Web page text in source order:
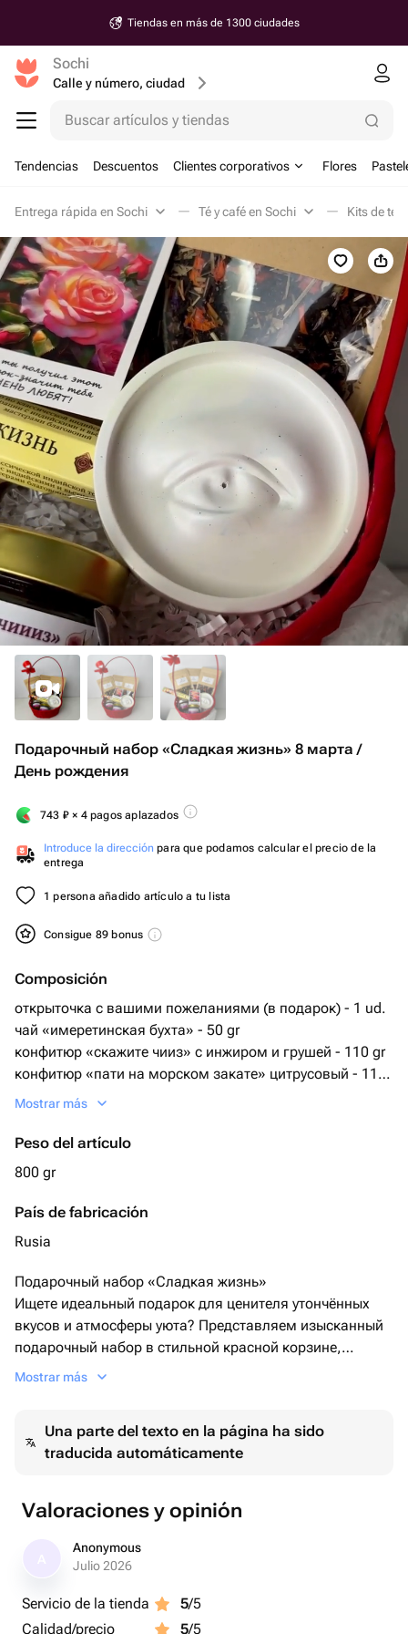
Tiendas en más de 1300 ciudades
Sochi
Calle y número, ciudad
Buscar artículos y tiendas
Tendencias Descuentos Clientes corporativos Flores
Entrega rápida en Sochi Té y café en Sochi Kits de té
Подарочный набор «Сладкая жизнь» 8 марта /
День рождения
743 ₽ × 4 pagos aplazados
Introduce la dirección para que podamos calcular el precio de la
entrega
1 persona añadido artículo a tu lista
Consigue 89 bonus
Composición
открыточка с вашими пожеланиями (в подарок) - 1 ud.
чай «имеретинская бухта» - 50 gr
конфитюр «скажите чииз» с инжиром и грушей - 110 gr
конфитюр «пати на морском закате» цитрусовый - 110
gr
чай зеленый с маракуйей - 50 gr
плетеная корзина с лентой и наполнителем - 1 ud.
подставка ручной работы под благовонии - 1 ud.
Mostrar más
Peso del artículo
800 gr
País de fabricación
Rusia
Подарочный набор «Сладкая жизнь»
Ищете идеальный подарок для ценителя утончённых
вкусов и атмосферы уюта? Представляем изысканный
подарочный набор в стильной красной корзине,
украшенной элегантной лентой. Этот набор принесёт
В составе:
Три уникальных сорта чая от Viva La Gourmet:
фруктовыми нотками, который перенесёт вас в
тропический рай.
«Тысяча и одна ночь» — чарующий микс с вербеной и
фруктовыми акцентами, окутывающий волшебством
«Имеретинская бухта» — изысканный чай с нотками
Mostrar más
Una parte del texto en la página ha sido
traducida automáticamente
Valoraciones y opinión
Anonymous
Julio 2026
Servicio de la tienda 5/5
Calidad/precio
5/5